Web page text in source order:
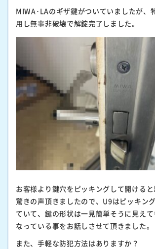
MIWA･LAのギザ鍵がついていましたが、
用し無事非破壊で解錠完了しました。
お客様より鍵穴をピッキングして開ける
驚きの声頂きましたので、U9はピッキン
ていて、鍵の形状は一見簡単そうに見え
なっている事をお話しさせて頂きました。
また、手軽な防犯方法はありますか？